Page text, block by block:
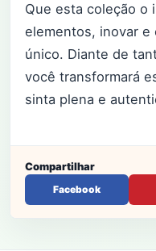
Que esta coleção o
elementos, inovar e
único. Diante de
você transformará
sinta plena e
Compartilhar
Facebook